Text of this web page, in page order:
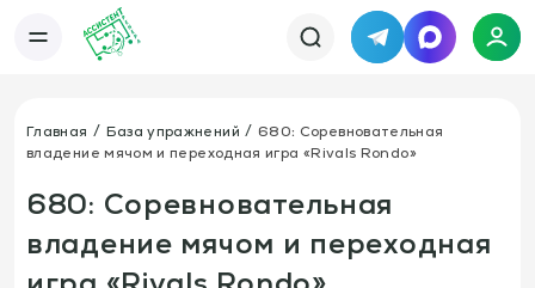
TelegramMAX
Книги
Новости
Отзывы
Политика конфиденциальности
Главная База упражнений
680: Соревновательная
владение мячом и переходная игра «Rivals Rondo»
680: Соревновательная
владение мячом и переходная